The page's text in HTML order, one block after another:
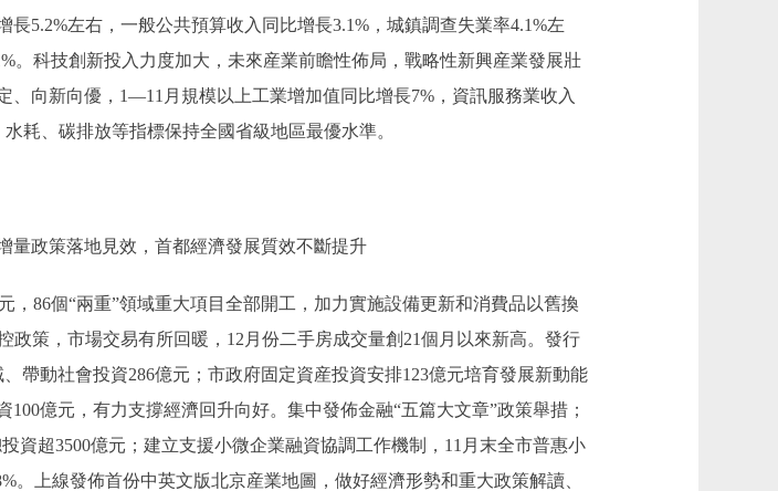
5.2%左右，一般公共預算收入同比增長3.1%，城鎮調查失業率4.1%左
。科技創新投入力度加大，未來産業前瞻性佈局，戰略性新興産業發展壯
向新向優，1—11月規模以上工業增加值同比增長7%，資訊服務業收入
耗、碳排放等指標保持全國省級地區最優水準。
政策落地見效，首都經濟發展質效不斷提升
86個“兩重”領域重大項目全部開工，加力實施設備更新和消費品以舊換
策，市場交易有所回暖，12月份二手房成交量創21個月以來新高。發行
帶動社會投資286億元；市政府固定資産投資安排123億元培育發展新動能
億元，有力支撐經濟回升向好。集中發佈金融“五篇大文章”政策舉措；
資超3500億元；建立支援小微企業融資協調工作機制，11月末全市普惠小
。上線發佈首份中英文版北京産業地圖，做好經濟形勢和重大政策解讀、